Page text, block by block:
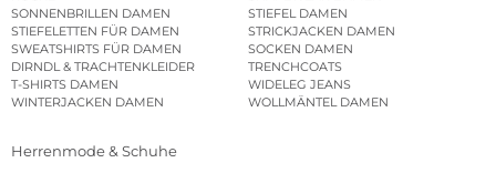
SONNENBRILLEN DAMEN
STIEFEL DAMEN
STIEFELETTEN FÜR DAMEN
STRICKJACKEN DAMEN
SWEATSHIRTS FÜR DAMEN
SOCKEN DAMEN
DIRNDL & TRACHTENKLEIDER
TRENCHCOATS
T-SHIRTS DAMEN
WIDELEG JEANS
WINTERJACKEN DAMEN
WOLLMÄNTEL DAMEN
Herrenmode & Schuhe